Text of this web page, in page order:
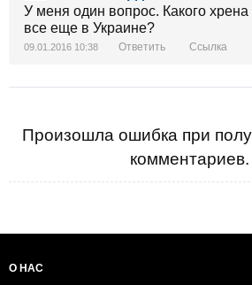
У меня один вопрос. Какого хрена
все еще в Украине?
09.01.2016 10:38 Ответить Ссылка
Произошла ошибка при
комментариев.
О НАС